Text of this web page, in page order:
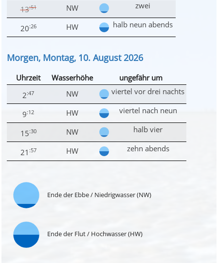
13:51 NW zwei
20:26 HW halb neun abends
Morgen, Montag, 10. August 2026
Uhrzeit Wasserhöhe
ungefähr um
2:47 NW viertel vor drei nachts
9:12 HW viertel nach neun
15:30 NW halb vier
21 :57 HW zehn abends
Ende der Ebbe / Niedrigwasser (NW)
Ende der Flut / Hochwasser (HW)